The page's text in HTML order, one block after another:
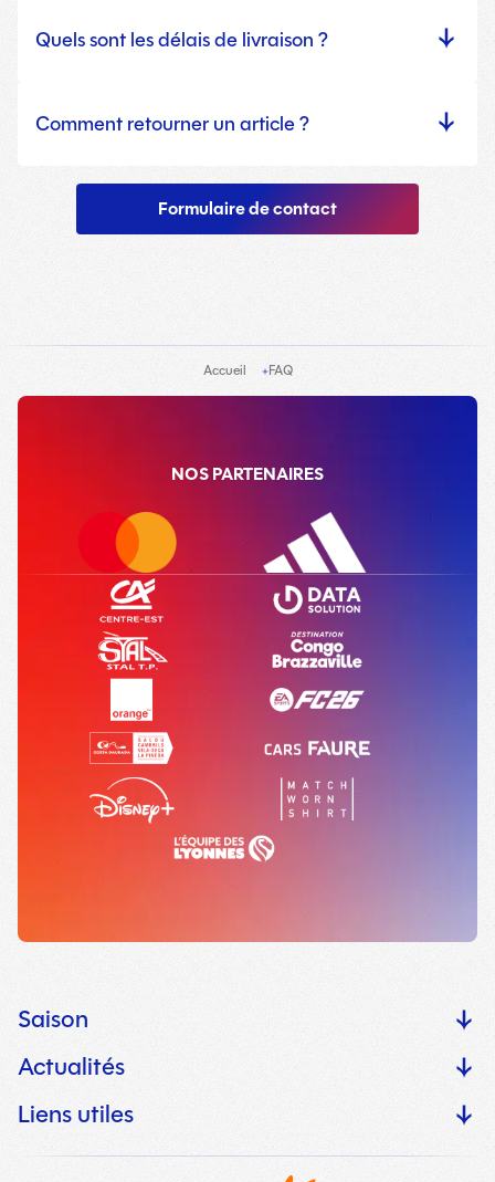
Quels sont les délais de livraison ?
Comment retourner un article ?
Formulaire de contact
Accueil FAQ
NOS PARTENAIRES
Saison
Actualités
Liens utiles